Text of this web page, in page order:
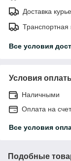
Доставка
Транспортная
Все условия
Условия
Наличными
Оплата на
Все условия
Подобные